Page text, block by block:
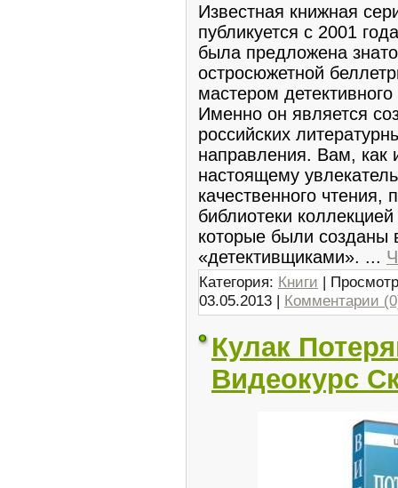
Известная книжная
публикуется с 2001
была предложена
остросюжетной
мастером
Именно он является
российских
направления. Вам, как
настоящему
качественного чтения,
библиотеки
которые были
«детективщиками». ...
Категория: Книги |
03.05.2013 | Комментарии
Кулак
Видеокурс